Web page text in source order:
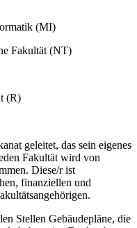
(MI)
Fakultät (NT)
(R)
geleitet, das sein eigenes
Fakultät wird von
Diese/r ist
finanziellen und
Stellen Gebäudepläne, die